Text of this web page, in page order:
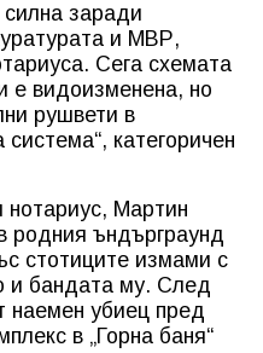
заради
и МВР,
Сега схемата
е видоизменена, но
рушвети в
категоричен
нотариус, Мартин
родния ъндърграунд
стотиците измами с
и бандата му. След
наемен убиец пред
в „Горна баня“